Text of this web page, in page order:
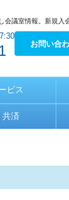
議室情報。新規入
お問い合
ビス
共済